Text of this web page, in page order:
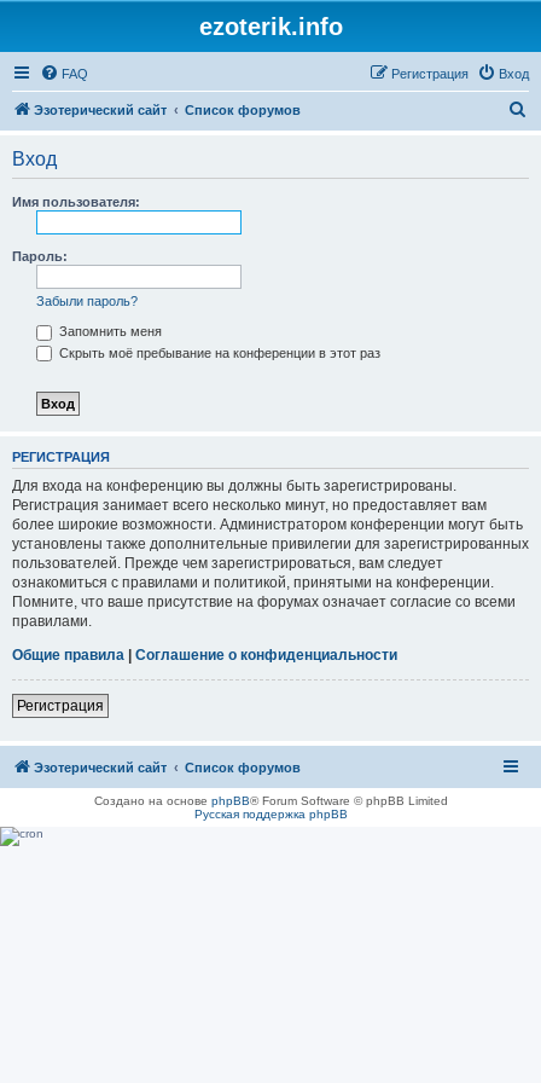
ezoterik.info
FAQ Вход
Регистрация
Эзотерический сайт Список форумов
Вход
Имя пользователя:
Пароль:
Забыли пароль?
Запомнить меня
Скрыть моё пребывание на конференции в этот раз
РЕГИСТРАЦИЯ
Для входа на конференцию вы должны быть зарегистрированы.
Регистрация занимает всего несколько минут, но предоставляет вам
более широкие возможности. Администратором конференции могут быть
установлены также дополнительные привилегии для зарегистрированных
пользователей. Прежде чем зарегистрироваться, вам следует
ознакомиться с правилами и политикой, принятыми на конференции.
Помните, что ваше присутствие на форумах означает согласие со всеми
правилами.
Общие правила | Соглашение о конфиденциальности
Регистрация
Эзотерический сайт Список форумов
Создано на основе phpBB® Forum Software © phpBB Limited
Русская поддержка phpBB